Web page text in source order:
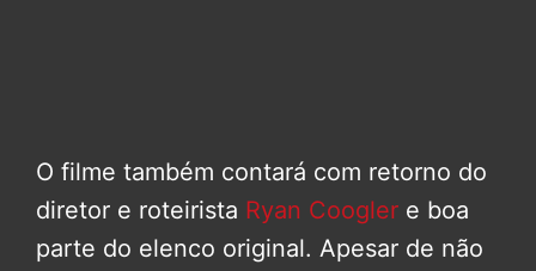
O filme também contará com retorno do
diretor e roteirista Ryan Coogler e boa
parte do elenco original. Apesar de não